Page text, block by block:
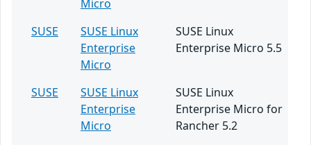
Micro
SUSE
SUSE Linux
Enterprise
Micro
SUSE Linux
Enterprise Micro 5.5
SUSE
SUSE Linux
Enterprise
Micro
SUSE Linux
Enterprise Micro for
Rancher 5.2